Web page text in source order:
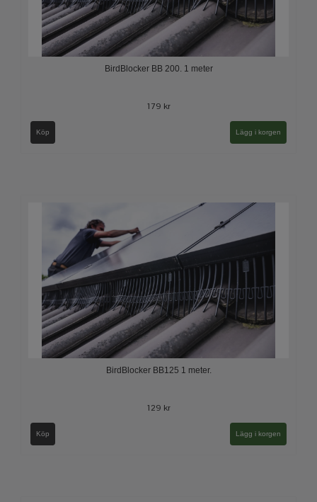
BirdBlocker BB 200. 1 meter
179 kr
Köp
BirdBlocker BB125 1 meter.
129 kr
Köp